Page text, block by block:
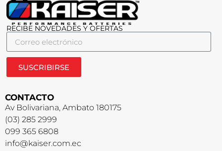
RECIBE NOVEDADES Y OFERTAS
SUSCRIBIRSE
CONTACTO
Av Bolivariana, Ambato 180175
(03) 285 2999
099 365 6808
info@kaiser.com.ec